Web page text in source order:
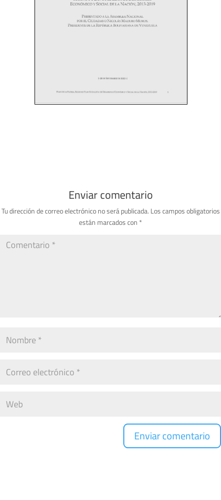
Enviar comentario
Tu dirección de correo electrónico no será publicada. Los campos obligatorios
están marcados con *